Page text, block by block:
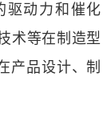
驱动力和催化
术等在制造型
产品设计、制